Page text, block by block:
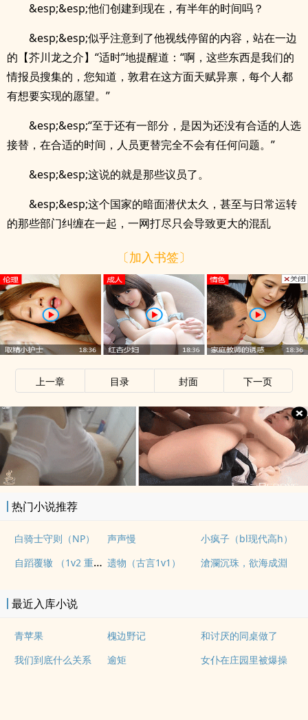
&esp;&esp;他们创建到现在，有半年的时间吗？
&esp;&esp;似乎注意到了他视线停留的内容，站在一边
的【芥川龙之介】“适时”地提醒道：“啊，这些东西是我们的
情报员搜集的，您知道，敦君在这方面天赋异禀，每个人都
有想要实现的愿望。”
&esp;&esp;“至于还有一部分，是因为还没有合适的人选
接替，在合适的时间，人员更替完全不会有任何问题。”
&esp;&esp;这说的就是那些议员了。
&esp;&esp;这个国家的暗面潜伏太久，甚至与日常运转
的那些部门纠缠在一起，一网打尽只会导致更大的混乱
〔加入书签〕
上一章 目录 封面 下一页
热门小说推荐
白骑士守则（NP） 声声慢 小疯子（bl现代高h）
自蹈覆辙 （1v2 重生） 遗物（古言1v1） 滄瀾沉珠，欲海成淵
最近入库小说
青苹果 槐边野记
和讨厌的同桌做了
我们到底什么关系
逾矩 女仆在庄园里被爆操